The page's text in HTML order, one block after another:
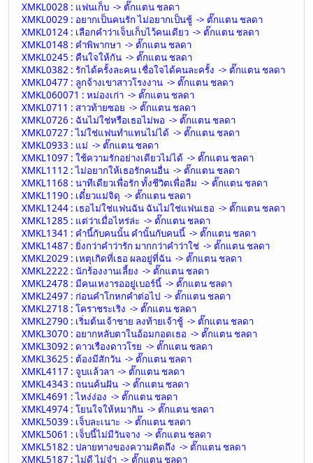
XMKL0028 : แฟนเก็บ -> ตั๊กแตน ชลดา
XMKL0029 : อยากเป็นคนรัก ไม่อยากเป็นชู้ -> ตั๊กแตน ชลดา
XMKL0124 : เลือกคำว่าเจ็บเก็บไว้คนเดียว -> ตั๊กแตน ชลดา
XMKL0148 : คำพิพากษา -> ตั๊กแตน ชลดา
XMKL0245 : คืนใจให้กัน -> ตั๊กแตน ชลดา
XMKL0382 : รักได้ครั้งละคน เชื่อใจได้คนละครั้ง -> ตั๊กแตน ชลดา
XMKL0477 : ลูกจ้างเขาสาวโรงงาน -> ตั๊กแตน ชลดา
XMKL060071 : หม่องเก่า -> ตั๊กแตน ชลดา
XMKL0711 : สาวท้ายซอย -> ตั๊กแตน ชลดา
XMKL0726 : ฉันไม่ใช่หรือเธอไม่พอ -> ตั๊กแตน ชลดา
XMKL0727 : ไม่ใช่แฟนทำแทนไม่ได้ -> ตั๊กแตน ชลดา
XMKL0933 : แม่ -> ตั๊กแตน ชลดา
XMKL1097 : ใช้ความรักอย่างเดียวไม่ได้ -> ตั๊กแตน ชลดา
XMKL1112 : ไม่อยากให้เธอรักคนอื่น -> ตั๊กแตน ชลดา
XMKL1168 : นาทีเดียวเพื่อรัก ทั้งชีวิตเพื่อลืม -> ตั๊กแตน ชลดา
XMKL1190 : เดี๋ยวแม่จิดุ -> ตั๊กแตน ชลดา
XMKL1244 : เธอไม่ใช่แฟนฉัน ฉันไม่ใช่แฟนเธอ -> ตั๊กแตน ชลดา
XMKL1285 : แต่ว่าเมื่อไหร่ล่ะ -> ตั๊กแตน ชลดา
XMKL1341 : คำนี้กับคนนั้น คำนั้นกับคนนี้ -> ตั๊กแตน ชลดา
XMKL1487 : ยิ่งกว่าคำว่ารัก มากกว่าคำว่าใช่ -> ตั๊กแตน ชลดา
XMKL2029 : เหตุเกิดที่เธอ ผลอยู่ที่ฉัน -> ตั๊กแตน ชลดา
XMKL2222 : นักร้องงานเลี้ยง -> ตั๊กแตน ชลดา
XMKL2478 : มีคนเหงารออยู่เบอร์นี้ -> ตั๊กแตน ชลดา
XMKL2497 : ก่อนคำโกหกคำต่อไป -> ตั๊กแตน ชลดา
XMKL2718 : โคราชระเริง -> ตั๊กแตน ชลดา
XMKL2790 : เริ่มต้นเจ้าชาย ลงท้ายเจ้าชู้ -> ตั๊กแตน ชลดา
XMKL3070 : อยากหลับตาในอ้อมกอดเธอ -> ตั๊กแตน ชลดา
XMKL3092 : ดาวเรืองดาวโรย -> ตั๊กแตน ชลดา
XMKL3625 : ต้องมีสักวัน -> ตั๊กแตน ชลดา
XMKL4117 : จูบแล้วลา -> ตั๊กแตน ชลดา
XMKL4343 : ถนนค้นฝัน -> ตั๊กแตน ชลดา
XMKL4691 : ไหง่ง่อง -> ตั๊กแตน ชลดา
XMKL4974 : โยนใจให้หมากิน -> ตั๊กแตน ชลดา
XMKL5039 : เจ็บละเนาะ -> ตั๊กแตน ชลดา
XMKL5061 : เจ็บนี้ไม่มีวันจาง -> ตั๊กแตน ชลดา
XMKL5182 : ปลายทางของความคิดถึง -> ตั๊กแตน ชลดา
XMKL5187 : ไม่ดี ไม่จำ -> ตั๊กแตน ชลดา